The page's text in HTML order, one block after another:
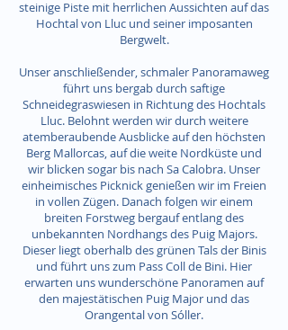
steinige Piste mit herrlichen Aussichten auf das
Hochtal von Lluc und seiner imposanten
Bergwelt.
Unser anschließender, schmaler Panoramaweg
führt uns bergab durch saftige
Schneidegraswiesen in Richtung des Hochtals
Lluc. Belohnt werden wir durch weitere
atemberaubende Ausblicke auf den höchsten
Berg Mallorcas, auf die weite Nordküste und
wir blicken sogar bis nach Sa Calobra. Unser
einheimisches Picknick genießen wir im Freien
in vollen Zügen. Danach folgen wir einem
breiten Forstweg bergauf entlang des
unbekannten Nordhangs des Puig Majors.
Dieser liegt oberhalb des grünen Tals der Binis
und führt uns zum Pass Coll de Bini. Hier
erwarten uns wunderschöne Panoramen auf
den majestätischen Puig Major und das
Orangental von Sóller.